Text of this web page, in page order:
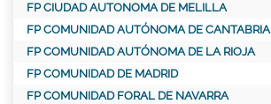
FP CIUDAD AUTONOMA DE MELILLA
FP COMUNIDAD AUTÓNOMA DE CANTABRIA
FP COMUNIDAD AUTÓNOMA DE LA RIOJA
FP COMUNIDAD DE MADRID
FP COMUNIDAD FORAL DE NAVARRA